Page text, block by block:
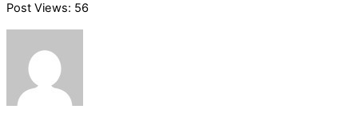
Post Views: 56